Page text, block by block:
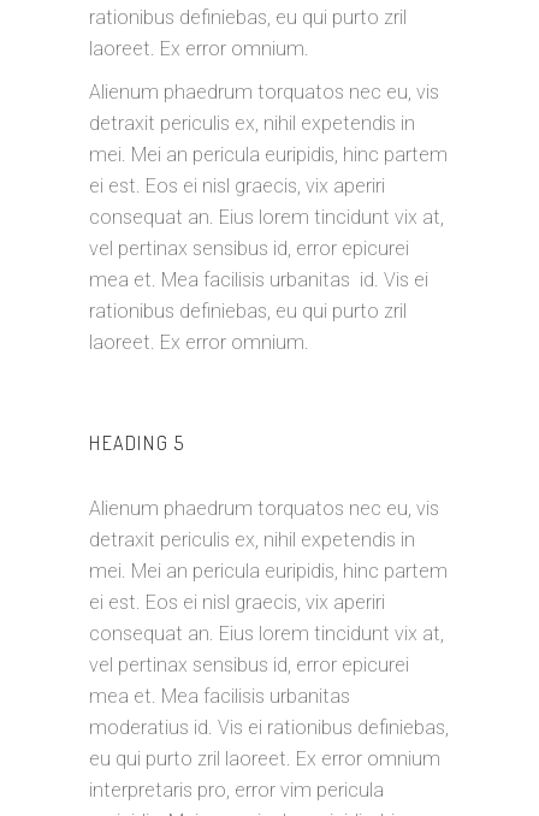
rationibus definiebas, eu qui purto zril
laoreet. Ex error omnium.
Alienum phaedrum torquatos nec eu, vis
detraxit periculis ex, nihil expetendis in
mei. Mei an pericula euripidis, hinc partem
ei est. Eos ei nisl graecis, vix aperiri
consequat an. Eius lorem tincidunt vix at,
vel pertinax sensibus id, error epicurei
mea et. Mea facilisis urbanitas id. Vis ei
rationibus definiebas, eu qui purto zril
laoreet. Ex error omnium.
HEADING 5
Alienum phaedrum torquatos nec eu, vis
detraxit periculis ex, nihil expetendis in
mei. Mei an pericula euripidis, hinc partem
ei est. Eos ei nisl graecis, vix aperiri
consequat an. Eius lorem tincidunt vix at,
vel pertinax sensibus id, error epicurei
mea et. Mea facilisis urbanitas
moderatius id. Vis ei rationibus definiebas,
eu qui purto zril laoreet. Ex error omnium
interpretaris pro, error vim pericula